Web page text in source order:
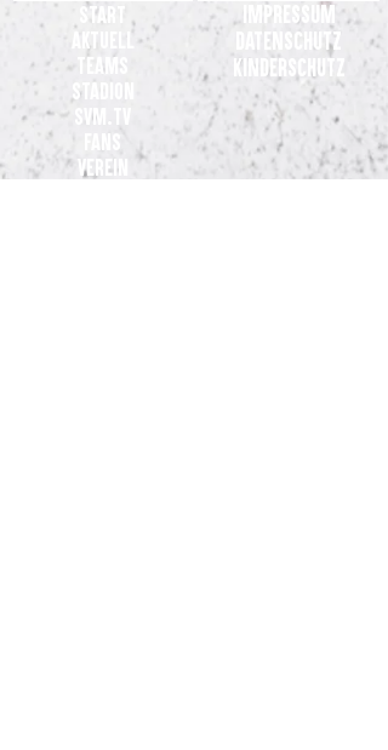
2.000 Meppener im Rücken: SVM
heiß auf den Drittliga-Start in
Duisburg
Start
Aktuell
Teams
Stadion
SVM.TV
Verein
Impressum
Datenschutz
Kinderschutz